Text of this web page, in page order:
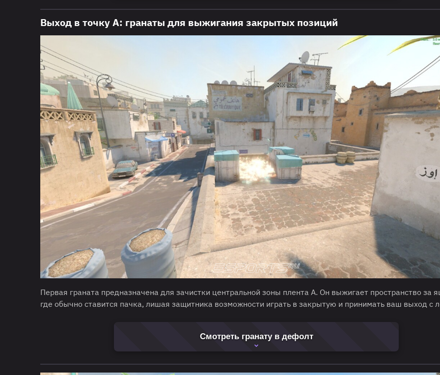
Выход в точку А: гранаты для выжигания закрытых позиций
Первая граната предназначена для зачистки центральной зоны плента А. Он выжигает пространство за
где обычно ставится пачка, лишая защитника возможности играть в закрытую и принимать ваш выход с
Смотреть гранату в дефолт